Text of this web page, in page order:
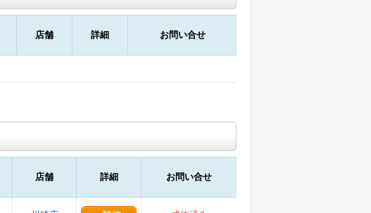
店舗 詳細 お問い合せ
店舗 詳細 お問い合せ